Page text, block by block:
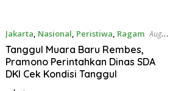
Jakarta, Nasional, Peristiwa, Ragam August
6, 2026
Tanggul Muara Baru Rembes,
Pramono Perintahkan Dinas SDA
DKI Cek Kondisi Tanggul